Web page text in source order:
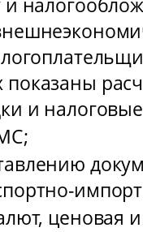
и
и
ценовая